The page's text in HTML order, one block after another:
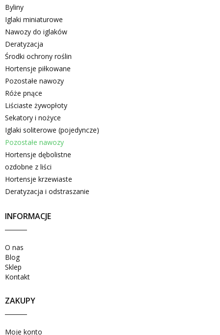
Byliny
Iglaki miniaturowe
Nawozy do iglaków
Deratyzacja
Środki ochrony roślin
Hortensje piłkowane
Pozostałe nawozy
Róże pnące
Liściaste żywopłoty
Sekatory i nożyce
Iglaki soliterowe (pojedyncze)
Pozostałe nawozy
Hortensje dębolistne
ozdobne z liści
Hortensje krzewiaste
Deratyzacja i odstraszanie
INFORMACJE
O nas
Blog
Sklep
Kontakt
ZAKUPY
Moje konto